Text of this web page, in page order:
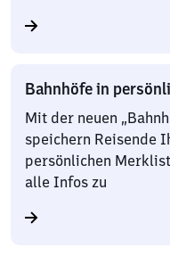
Bahnhöfe in
Mit der neuen
speichern Reisende
persönlichen
alle Infos zu